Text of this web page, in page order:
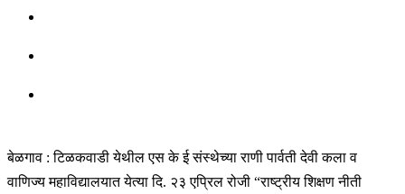
बेळगाव : टिळकवाडी येथील एस के ई संस्थेच्या राणी पार्वती देवी कला व
वाणिज्य महाविद्यालयात येत्या दि. २३ एप्रिल रोजी “राष्ट्रीय शिक्षण नीती